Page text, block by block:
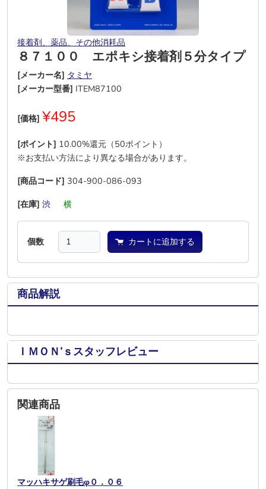
接着剤、薬品、その他消耗品
８７１００ エポキシ接着剤５分タイプ
[メーカー名] タミヤ
[メーカー型番] ITEM87100
[価格] ¥495
[ポイント] 10.00%還元（50ポイント）
※お支払い方法により異なる場合があります。
[商品コード] 304-900-086-093
[在庫] 渋 横
個数 カートに追加する
商品解説
ＩＭＯＮ’ｓスタッフレビュー
関連商品
マッハキサゲ刷毛φ０．０６